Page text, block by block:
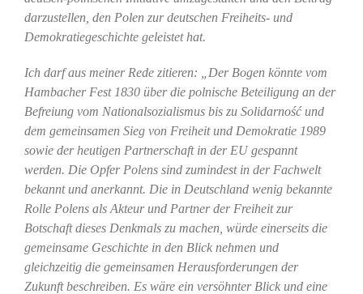
darzustellen, den Polen zur deutschen Freiheits- und
Demokratiegeschichte geleistet hat.
Ich darf aus meiner Rede zitieren: „Der Bogen könnte vom
Hambacher Fest 1830 über die polnische Beteiligung an der
Befreiung vom Nationalsozialismus bis zu Solidarność und
dem gemeinsamen Sieg von Freiheit und Demokratie 1989
sowie der heutigen Partnerschaft in der EU gespannt
werden. Die Opfer Polens sind zumindest in der Fachwelt
bekannt und anerkannt. Die in Deutschland wenig bekannte
Rolle Polens als Akteur und Partner der Freiheit zur
Botschaft dieses Denkmals zu machen, würde einerseits die
gemeinsame Geschichte in den Blick nehmen und
gleichzeitig die gemeinsamen Herausforderungen der
Zukunft beschreiben. Es wäre ein versöhnter Blick und eine